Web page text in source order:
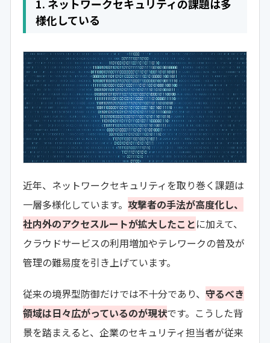
1. ネットワークセキュリティの課題は多
様化している
近年、ネットワークセキュリティを取り巻く課題は
一層多様化しています。 攻撃者の手法が高度化し、
社内外のアクセスルートが拡大したことに加えて、
クラウドサービスの利用増加やテレワークの普及が
管理の難易度を引き上げています。
従来の境界型防御だけでは不十分であり、 守るべき
領域は日々広がっているのが現状です。こうした背
景を踏まえると、企業のセキュリティ担当者が従来